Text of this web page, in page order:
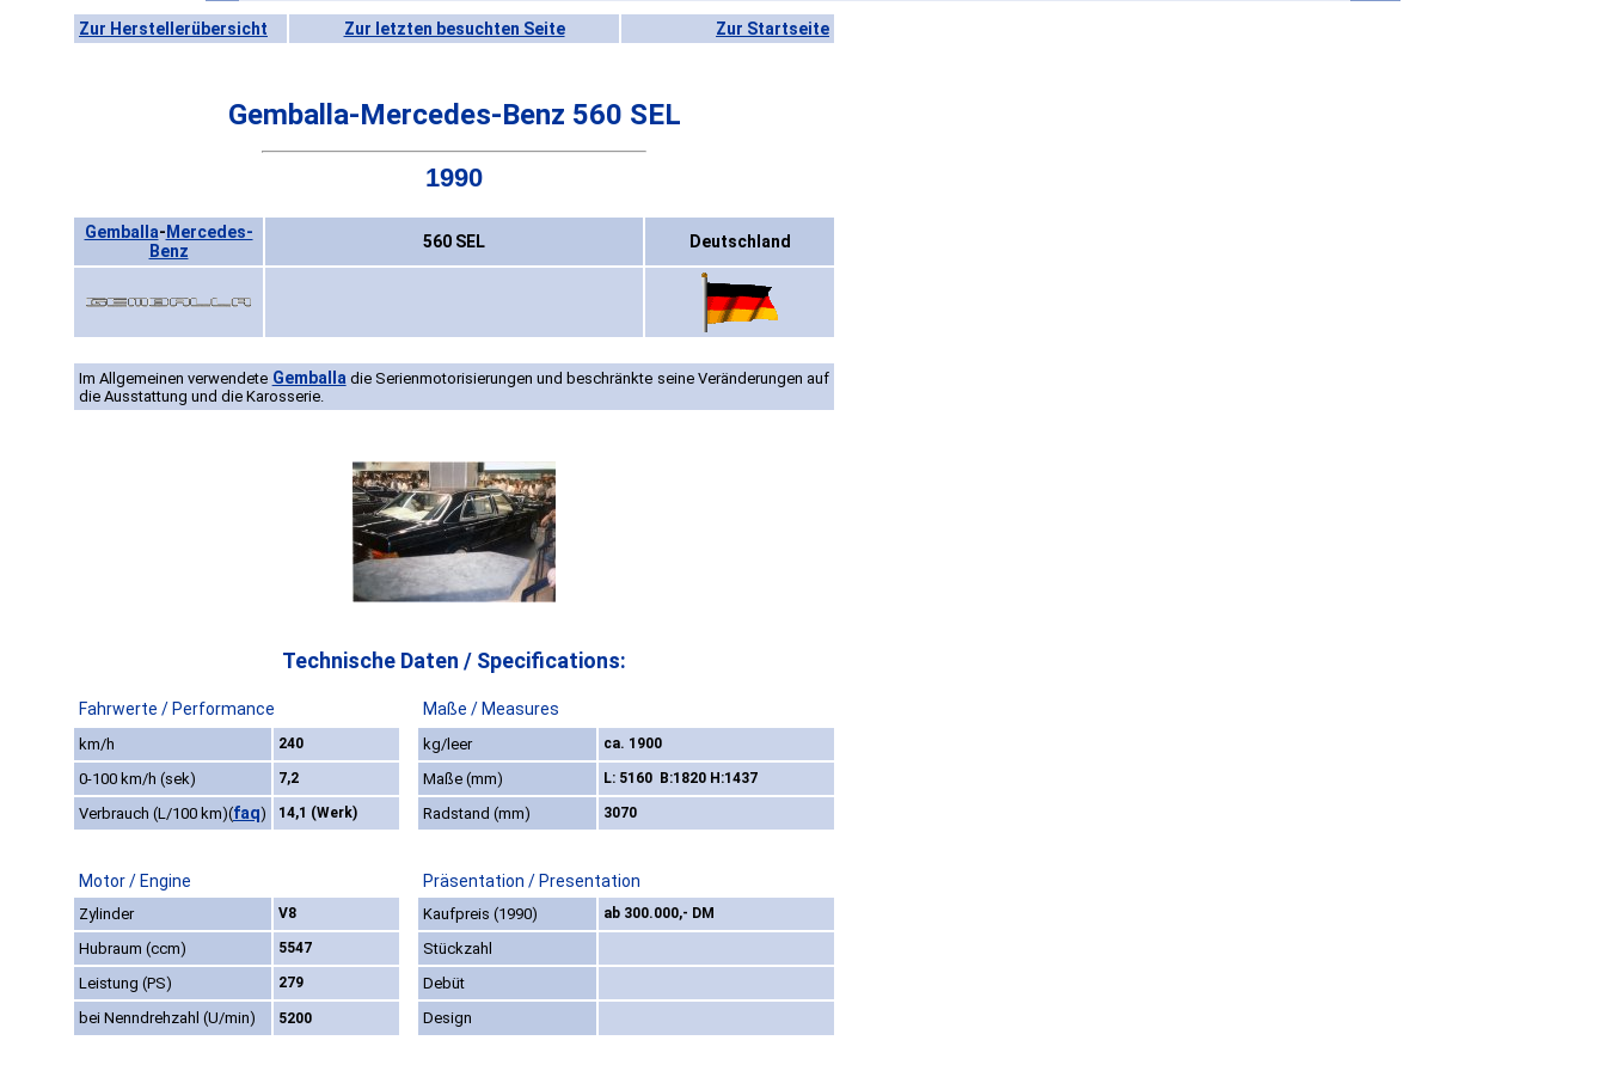
Zur Herstellerübersicht Zur letzten besuchten Seite Zur Startseite
Gemballa-Mercedes-Benz 560 SEL
1990
Gemballa- Mercedes-
Benz
560 SEL Deutschland
Im Allgemeinen verwendete Gemballadie Serienmotorisierungen und beschränkte seine Veränderungen auf
die Ausstattung und die Karosserie.
Technische Daten / Specifications:
Fahrwerte / Performance Maße / Measures
km/h 240 kg/leer ca. 1900
0-100 km/h (sek) 7,2 Maße (mm) L: 5160 B:1820 H:1437
Verbrauch (L/100 km)(faq) 14,1 (Werk) Radstand (mm) 3070
Motor / Engine Präsentation / Presentation
Zylinder V8 Kaufpreis (1990) ab 300.000,- DM
Hubraum (ccm) 5547
Stückzahl
Leistung (PS)
279
Debüt
bei Nenndrehzahl (U/min)
5200 Design